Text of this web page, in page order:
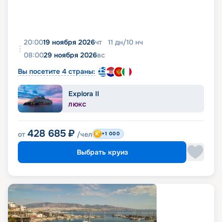
20:0019 ноября 2026чт 11 дн/10 нч
08:0029 ноября 2026вс
Вы посетите 4 страны:
Explora II
ЛЮКС
от 428 685 ₽ /чел +1 000
Выбрать круиз